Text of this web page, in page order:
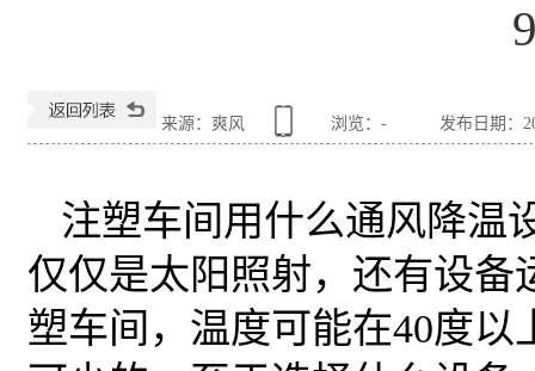
来源：爽风 浏览： - 发布日期：
注塑车间用什么通风降温
仅仅是太阳照射，还有设
塑车间，温度可能在40度以